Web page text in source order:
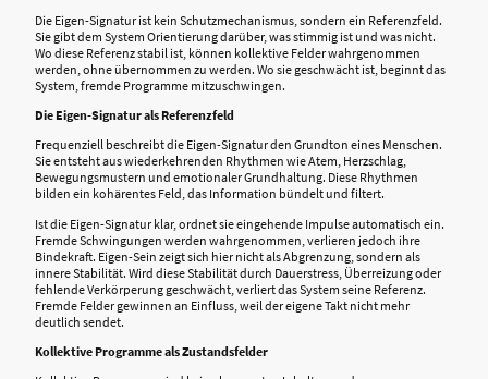
Die Eigen-Signatur ist kein Schutzmechanismus, sondern ein Referenzfeld.
Sie gibt dem System Orientierung darüber, was stimmig ist und was nicht.
Wo diese Referenz stabil ist, können kollektive Felder wahrgenommen
werden, ohne übernommen zu werden. Wo sie geschwächt ist, beginnt das
System, fremde Programme mitzuschwingen.
Die Eigen-Signatur als Referenzfeld
Frequenziell beschreibt die Eigen-Signatur den Grundton eines Menschen.
Sie entsteht aus wiederkehrenden Rhythmen wie Atem, Herzschlag,
Bewegungsmustern und emotionaler Grundhaltung. Diese Rhythmen
bilden ein kohärentes Feld, das Information bündelt und filtert.
Ist die Eigen-Signatur klar, ordnet sie eingehende Impulse automatisch ein.
Fremde Schwingungen werden wahrgenommen, verlieren jedoch ihre
Bindekraft. Eigen-Sein zeigt sich hier nicht als Abgrenzung, sondern als
innere Stabilität. Wird diese Stabilität durch Dauerstress, Überreizung oder
fehlende Verkörperung geschwächt, verliert das System seine Referenz.
Fremde Felder gewinnen an Einfluss, weil der eigene Takt nicht mehr
deutlich sendet.
Kollektive Programme als Zustandsfelder